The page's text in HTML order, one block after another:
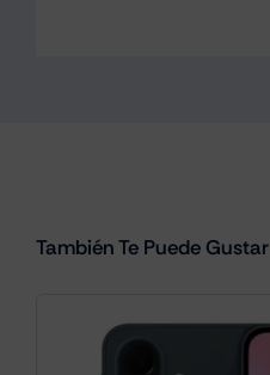
También Te Puede Gustar